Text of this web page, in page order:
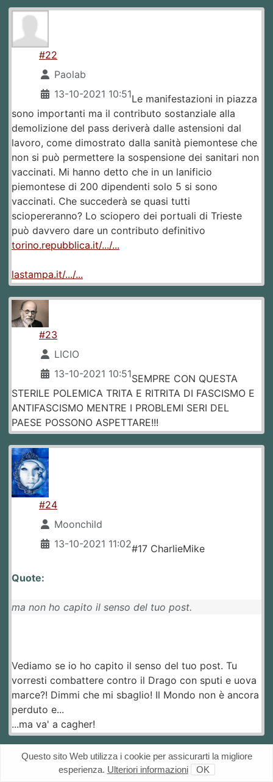
#22
Paolab
13-10-2021 10:51Le manifestazioni in piazza
sono importanti ma il contributo sostanziale alla
demolizione del pass deriverà dalle astensioni dal
lavoro, come dimostrato dalla sanità piemontese che
non si può permettere la sospensione dei sanitari non
vaccinati. Mi hanno detto che in un lanificio
piemontese di 200 dipendenti solo 5 si sono
vaccinati. Che succederà se quasi tutti
sciopereranno? Lo sciopero dei portuali di Trieste
può davvero dare un contributo definitivo
torino.repubblica.it/.../...
lastampa.it/.../...
#23
LICIO
13-10-2021 10:51SEMPRE CON QUESTA
STERILE POLEMICA TRITA E RITRITA DI FASCISMO E
ANTIFASCISMO MENTRE I PROBLEMI SERI DEL
PAESE POSSONO ASPETTARE!!!
#24
Moonchild
13-10-2021 11:02#17 CharlieMike
Quote:
ma non ho capito il senso del tuo post.
Vediamo se io ho capito il senso del tuo post. Tu
vorresti combattere contro il Drago con sputi e uova
marce?! Dimmi che mi sbaglio! Il Mondo non è ancora
perduto e...
...ma va' a cagher!
Questo sito Web utilizza i cookie per assicurarti la migliore
esperienza. Ulteriori informazioni OK